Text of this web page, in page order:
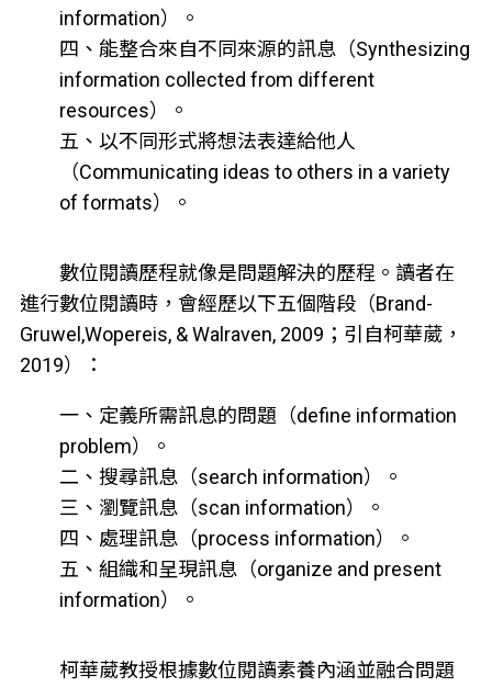
information）。
四、能整合來自不同來源的訊息（Synthesizing
information collected from different
resources）。
五、以不同形式將想法表達給他人
（Communicating ideas to others in a variety
of formats）。
數位閱讀歷程就像是問題解決的歷程。讀者在
進行數位閱讀時，會經歷以下五個階段（Brand-
Gruwel,Wopereis, & Walraven, 2009；引自柯華葳，
2019）：
一、定義所需訊息的問題（define information
problem）。
二、搜尋訊息（search information）。
三、瀏覽訊息（scan information）。
四、處理訊息（process information）。
五、組織和呈現訊息（organize and present
information）。
柯華葳教授根據數位閱讀素養內涵並融合問題